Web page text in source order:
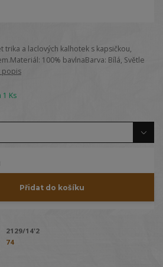
trika a laclových kalhotek s kapsičkou,
100% bavlnaBarva: Bílá, Světle
popis
1 Ks
Přidat do košíku
2129/14'2
74